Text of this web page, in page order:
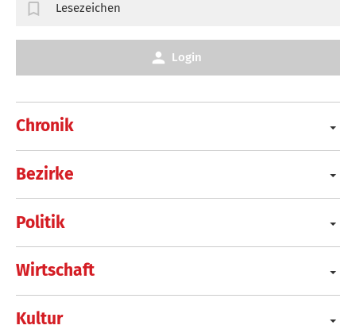
Chronik
Bezirke
Politik
Wirtschaft
Kultur
Lesezeichen
Login